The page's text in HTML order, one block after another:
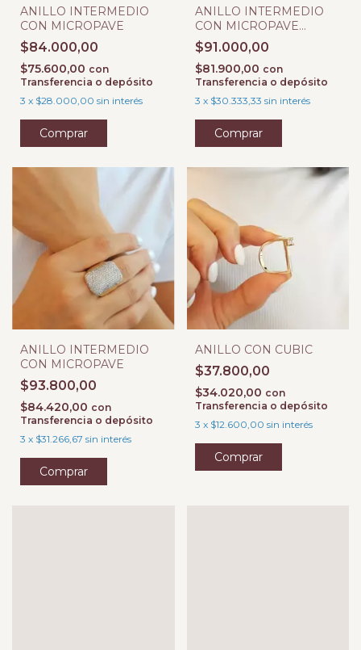
ANILLO INTERMEDIO
CON MICROPAVE
$84.000,00
$75.600,00 con
Transferencia o depósito
3 x $28.000,00 sin interés
Comprar
ANILLO INTERMEDIO
CON MICROPAVE
NEGRO
$91.000,00
$81.900,00 con
Transferencia o depósito
3 x $30.333,33 sin interés
Comprar
ANILLO INTERMEDIO
CON MICROPAVE
$93.800,00
$84.420,00 con
Transferencia o depósito
3 x $31.266,67 sin interés
Comprar
ANILLO CON CUBIC
$37.800,00
$34.020,00 con
Transferencia o depósito
3 x $12.600,00 sin interés
Comprar